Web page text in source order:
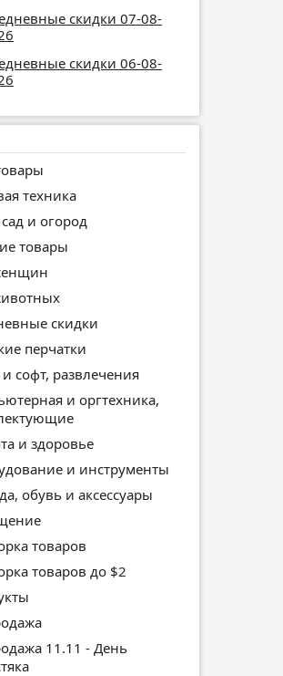
скидки 07-08-
скидки 06-08-
техника
и огород
товары
скидки
перчатки
софт, развлечения
и оргтехника,
и здоровье
и инструменты
обувь и аксессуары
товаров
товаров до $2
11.11 - День